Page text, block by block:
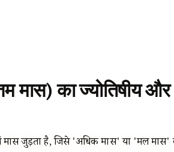
मास) का ज्योतिषीय
चंद्र मास जुड़ता है, जिसे 'अधिक मास' या 'मल